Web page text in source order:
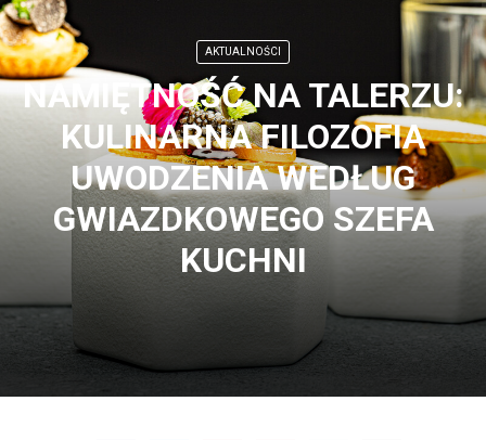
AKTUALNOŚCI
NAMIĘTNOŚĆ NA TALERZU:
KULINARNA FILOZOFIA
UWODZENIA WEDŁUG
GWIAZDKOWEGO SZEFA
KUCHNI